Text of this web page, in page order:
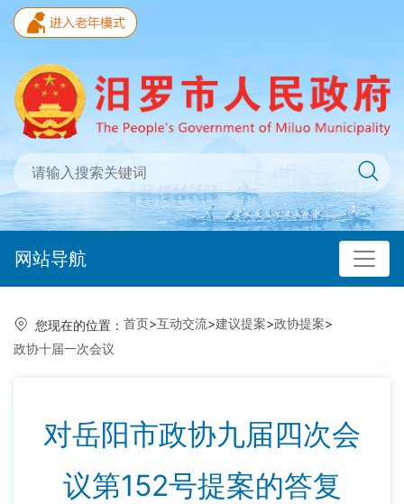
网站导航
您现在的位置： 首页>互动交流>建议提案>政协提案>
政协十届一次会议
对岳阳市政协九届四次会
议第152号提案的答复